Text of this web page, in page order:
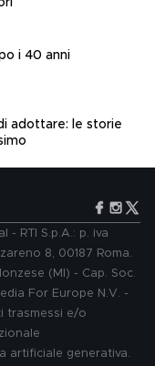
i 40 anni
adottare: le storie
- RTI S.p.A.: p. iva
8, 00187 Roma.
(MI) - Cap. Soc.
For Europe N.V. -
trasmessi e/o
artificiale generativa.